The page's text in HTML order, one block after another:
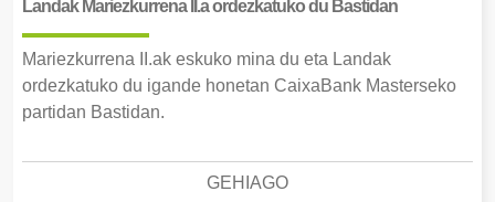
Landak Mariezkurrena II.a ordezkatuko du Bastidan
Mariezkurrena II.ak eskuko mina du eta Landak
ordezkatuko du igande honetan CaixaBank Masterseko
partidan Bastidan.
GEHIAGO